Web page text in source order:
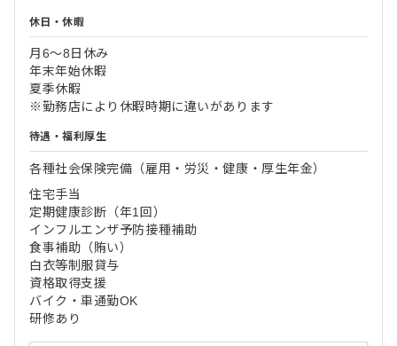
休日・休暇
月6〜8日休み
年末年始休暇
夏季休暇
※勤務店により休暇時期に違いがあります
待遇・福利厚生
各種社会保険完備（雇用・労災・健康・厚生年金）
住宅手当
定期健康診断（年1回）
インフルエンザ予防接種補助
食事補助（賄い）
白衣等制服貸与
資格取得支援
バイク・車通勤OK
研修あり